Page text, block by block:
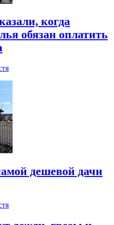
когда
обязан оплатить
дешевой дачи